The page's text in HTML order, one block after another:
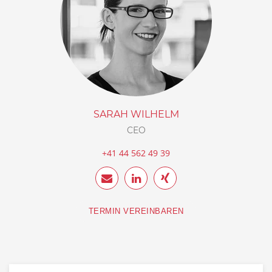
SARAH WILHELM
CEO
+41 44 562 49 39
TERMIN VEREINBAREN